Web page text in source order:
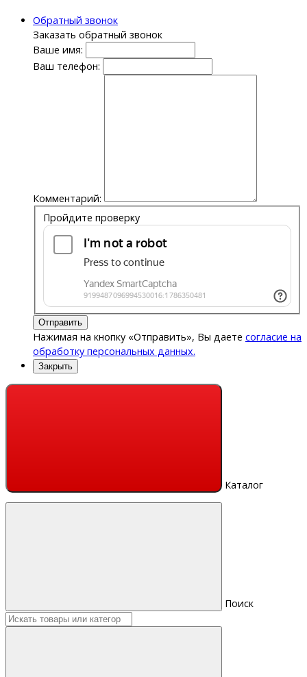
Обратный звонок
Заказать обратный звонок
Ваше имя:
Ваш телефон:
Комментарий:
Пройдите проверку
Отправить
Нажимая на кнопку «Отправить», Вы даете согласие на
обработку персональных данных.
Закрыть
Каталог
Поиск